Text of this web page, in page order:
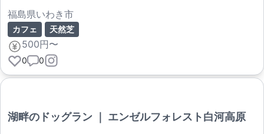
福島県いわき市
カフェ 天然芝
500円〜
0 0
湖畔のドッグラン ｜ エンゼルフォレスト白河高原